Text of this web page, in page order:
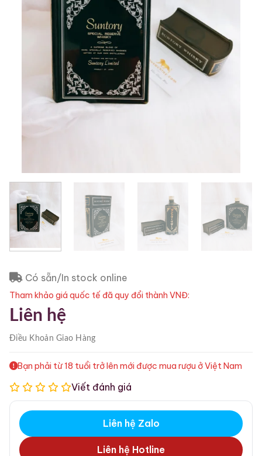
Có sẵn/In stock online
Tham khảo giá quốc tế đã quy đổi thành VNĐ:
Liên hệ
Điều KhoảnGiao Hàng
Bạn phải từ 18 tuổi trở lên mới được mua rượu ở Việt Nam
Viết đánh giá
Liên hệ Zalo
Liên hệ Hotline